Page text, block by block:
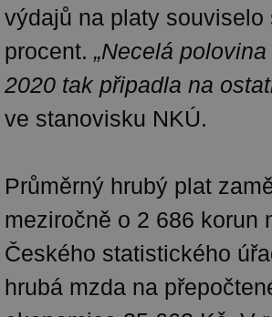
výdajů na platy
procent. „Necelá
2020 tak připadla na
ve stanovisku NKÚ.
Průměrný hrubý plat
meziročně o 2 686 korun
Českého statistického
hrubá mzda na